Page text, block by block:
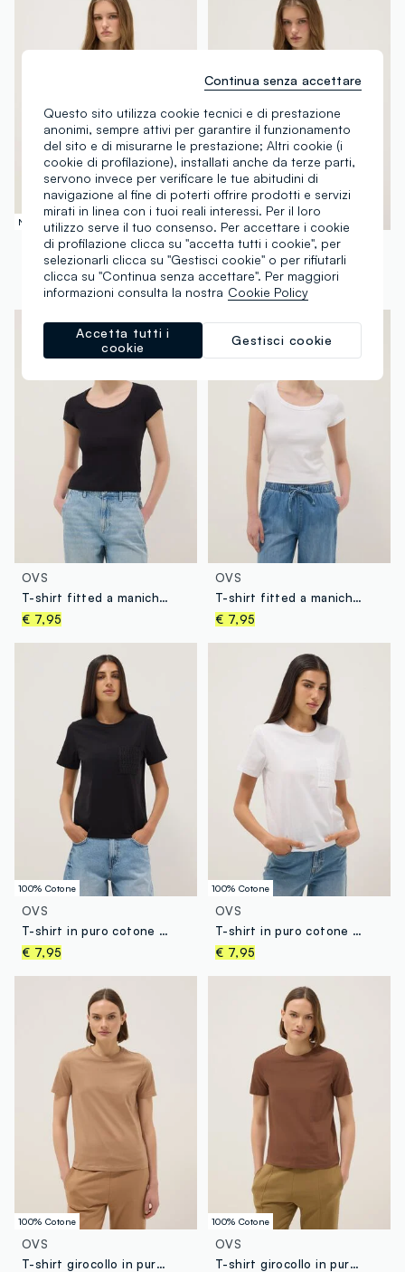
Nuova Collezione
OVS
T-shirt in puro cotone nero regular fit
€ 7,95
Nuova Collezione
OVS
€ 7,95
OVS
T-shirt fitted a maniche corte in cotone elasticizzato nera
€ 7,95
OVS
T-shirt fitted a maniche corte in cotone elasticizzato bianca
€ 7,95
100% Cotone
OVS
T-shirt in puro cotone nera regular fit con taschino ricamato
€ 7,95
100% Cotone
OVS
T-shirt in puro cotone bianca regular fit con taschino ricamato
€ 7,95
100% Cotone
OVS
T-shirt girocollo in puro cotone marrone regular fit
100% Cotone
OVS
T-shirt girocollo in puro cotone marrone regular fit
Questo sito utilizza cookie tecnici e di prestazione
anonimi, sempre attivi per garantire il funzionamento
del sito e di misurarne le prestazione; Altri cookie (i
cookie di profilazione), installati anche da terze parti,
servono invece per verificare le tue abitudini di
navigazione al fine di poterti offrire prodotti e servizi
mirati in linea con i tuoi reali interessi. Per il loro
utilizzo serve il tuo consenso. Per accettare i cookie
di profilazione clicca su "accetta tutti i cookie", per
selezionarli clicca su "Gestisci cookie" o per rifiutarli
clicca su "Continua senza accettare". Per maggiori
informazioni consulta la nostra Cookie Policy
Gestisci cookie
Accetta tutti i
cookie
Continua senza accettare